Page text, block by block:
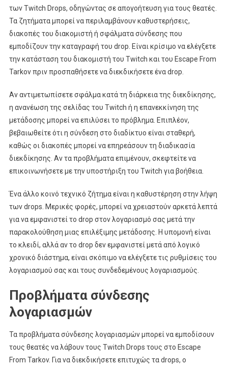
των Twitch Drops, οδηγώντας σε απογοήτευση για τους θεατές.
Τα ζητήματα μπορεί να περιλαμβάνουν καθυστερήσεις,
διακοπές του διακομιστή ή σφάλματα σύνδεσης που
εμποδίζουν την καταγραφή του drop. Είναι κρίσιμο να ελέγξετε
την κατάσταση του διακομιστή του Twitch και του Escape From
Tarkov πριν προσπαθήσετε να διεκδικήσετε ένα drop.
Αν αντιμετωπίσετε σφάλμα κατά τη διάρκεια της διεκδίκησης,
η ανανέωση της σελίδας του Twitch ή η επανεκκίνηση της
μετάδοσης μπορεί να επιλύσει το πρόβλημα. Επιπλέον,
βεβαιωθείτε ότι η σύνδεση στο διαδίκτυο είναι σταθερή,
καθώς οι διακοπές μπορεί να επηρεάσουν τη διαδικασία
διεκδίκησης. Αν τα προβλήματα επιμένουν, σκεφτείτε να
επικοινωνήσετε με την υποστήριξη του Twitch για βοήθεια.
Ένα άλλο κοινό τεχνικό ζήτημα είναι η καθυστέρηση στην λήψη
των drops. Μερικές φορές, μπορεί να χρειαστούν αρκετά λεπτά
για να εμφανιστεί το drop στον λογαριασμό σας μετά την
παρακολούθηση μιας επιλέξιμης μετάδοσης. Η υπομονή είναι
το κλειδί, αλλά αν το drop δεν εμφανιστεί μετά από λογικό
χρονικό διάστημα, είναι σκόπιμο να ελέγξετε τις ρυθμίσεις του
λογαριασμού σας και τους συνδεδεμένους λογαριασμούς.
Προβλήματα σύνδεσης
λογαριασμών
Τα προβλήματα σύνδεσης λογαριασμών μπορεί να εμποδίσουν
τους θεατές να λάβουν τους Twitch Drops τους στο Escape
From Tarkov. Για να διεκδικήσετε επιτυχώς τα drops, ο